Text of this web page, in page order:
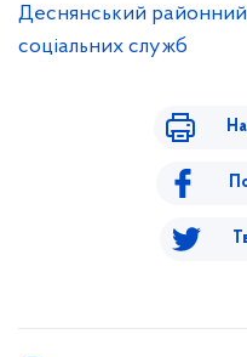
Деснянський районний
соціальних служб